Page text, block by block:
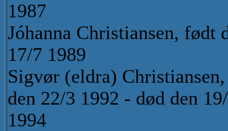
1987
Jóhanna Christiansen, født
17/7 1989
Sigvør (eldra)
den 22/3 1992 - død den
1994